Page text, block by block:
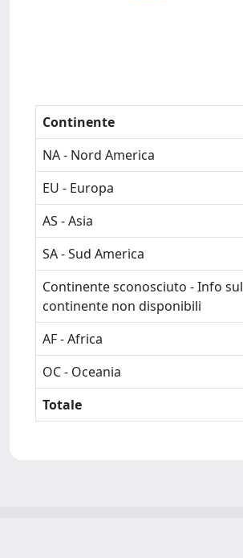
Continente
NA - Nord America
EU - Europa
AS - Asia
SA - Sud America
Continente sconosciuto - Info sul
continente non disponibili
AF - Africa
OC - Oceania
Totale